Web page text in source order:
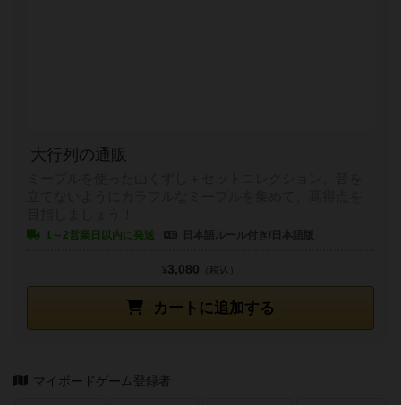
大行列の通販
1～2営業日以内に発送
カートに追加する
¥3,080 （税込）
マイボードゲーム登録者